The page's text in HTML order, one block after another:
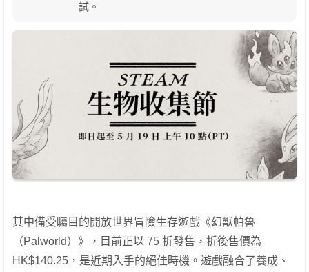
試。
其中備受矚目的開放世界冒險生存遊戲《幻獸帕魯
（Palworld）》，目前正以 75 折發售，折後售價為
HK$140.25，是近期入手的絕佳時機。遊戲融合了養成、